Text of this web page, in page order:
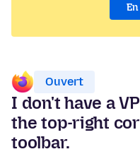
Ouvert
I don't have a
the top-right
toolbar.